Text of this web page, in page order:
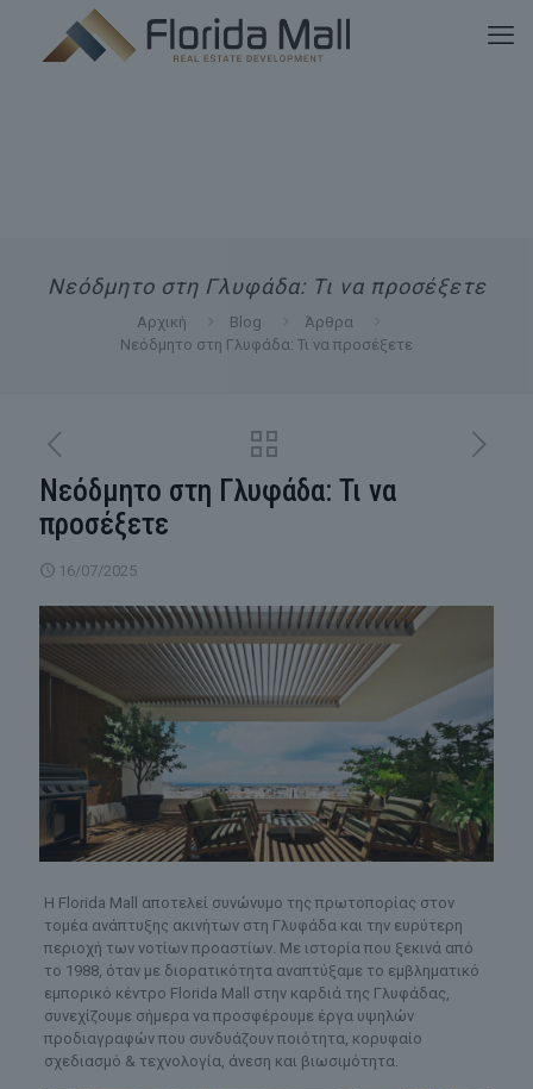
Νεόδμητο στη Γλυφάδα: Τι να προσέξετε
Αρχική Blog
Άρθρα
Νεόδμητο στη Γλυφάδα: Τι να προσέξετε
Νεόδμητο στη Γλυφάδα: Τι να
προσέξετε
16/07/2025
Η Florida Mall αποτελεί συνώνυμο της πρωτοπορίας στον
τομέα ανάπτυξης ακινήτων στη Γλυφάδα και την ευρύτερη
περιοχή των νοτίων προαστίων. Με ιστορία που ξεκινά από
το 1988, όταν με διορατικότητα αναπτύξαμε το εμβληματικό
εμπορικό κέντρο Florida Mall στην καρδιά της Γλυφάδας,
συνεχίζουμε σήμερα να προσφέρουμε έργα υψηλών
προδιαγραφών που συνδυάζουν ποιότητα, κορυφαίο
σχεδιασμό & τεχνολογία, άνεση και βιωσιμότητα.